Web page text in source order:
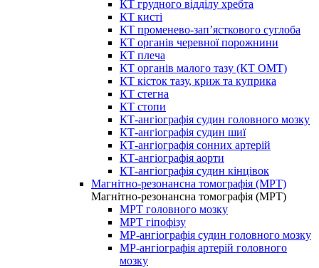
КТ грудного відділу хребта
КТ кисті
КТ променево-зап’ясткового суглоба
КТ органів черевної порожнини
КТ плеча
КТ органів малого тазу (КТ ОМТ)
КТ кісток тазу, криж та куприка
КТ стегна
КТ стопи
КТ-ангіографія судин головного мозку
КТ-ангіографія судин шиї
КТ-ангіографія сонних артерій
КТ-ангіографія аорти
КТ-ангіографія судин кінцівок
Магнітно-резонансна томографія (МРТ)
Магнітно-резонансна томографія (МРТ)
МРТ головного мозку
МРТ гіпофізу
МР-ангіографія судин головного мозку
МР-ангіографія артерій головного
мозку